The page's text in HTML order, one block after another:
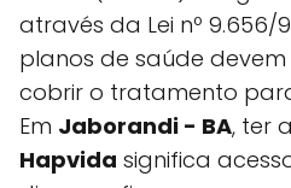
através da Lei nº 9.656/
planos de saúde
cobrir o tratamento
Em Jaborandi - BA, ter
Hapvida significa